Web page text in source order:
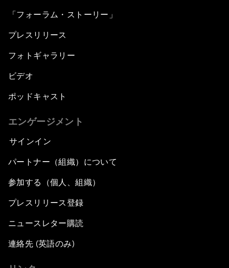
「フォーラム・ストーリー」
プレスリリース
フォトギャラリー
ビデオ
ポッドキャスト
エンゲージメント
サインイン
パートナー（組織）について
参加する（個人、組織）
プレスリリース登録
ニュースレター購読
連絡先 (英語のみ)